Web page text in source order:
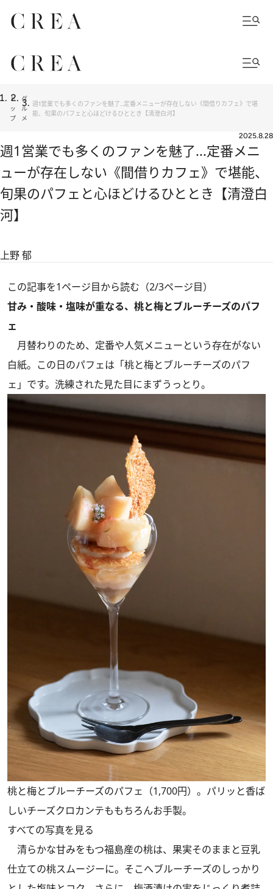
ト
ッ
プ
グ
ル
メ
週1営業でも多くのファンを魅了...定番メニューが存在しない《間借りカフェ》で堪
能、旬果のパフェと心ほどけるひととき【清澄白河】
2025.8.28
週1営業でも多くのファンを魅了...定番メニ
ューが存在しない《間借りカフェ》で堪能、
旬果のパフェと心ほどけるひととき【清澄白
河】
上野 郁
この記事を1ページ目から読む（2/3ページ目）
甘み・酸味・塩味が重なる、桃と梅とブルーチーズのパフ
ェ
月替わりのため、定番や人気メニューという存在がない
白紙。この日のパフェは「桃と梅とブルーチーズのパフ
ェ」です。洗練された見た目にまずうっとり。
桃と梅とブルーチーズのパフェ（1,700円）。パリッと香ば
しいチーズクロカンテももちろんお手製。
すべての写真を見る
清らかな甘みをもつ福島産の桃は、果実そのままと豆乳
仕立ての桃スムージーに。そこへブルーチーズのしっかり